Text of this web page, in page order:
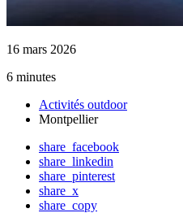
16 mars 2026
6 minutes
Activités outdoor
Montpellier
share_facebook
share_linkedin
share_pinterest
share_x
share_copy